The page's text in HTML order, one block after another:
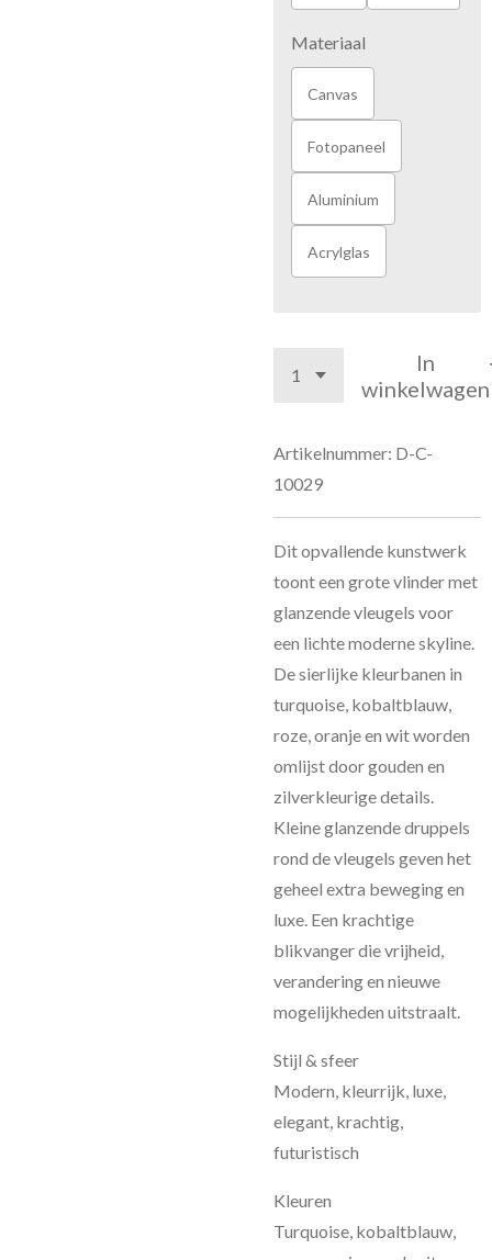
Materiaal
Canvas
Fotopaneel
Aluminium
Acrylglas
In
winkelwagen
Artikelnummer: D-C-
10029
Dit opvallende kunstwerk
toont een grote vlinder met
glanzende vleugels voor
een lichte moderne skyline.
De sierlijke kleurbanen in
turquoise, kobaltblauw,
roze, oranje en wit worden
omlijst door gouden en
zilverkleurige details.
Kleine glanzende druppels
rond de vleugels geven het
geheel extra beweging en
luxe. Een krachtige
blikvanger die vrijheid,
verandering en nieuwe
mogelijkheden uitstraalt.
Stijl & sfeer
Modern, kleurrijk, luxe,
elegant, krachtig,
futuristisch
Kleuren
Turquoise, kobaltblauw,